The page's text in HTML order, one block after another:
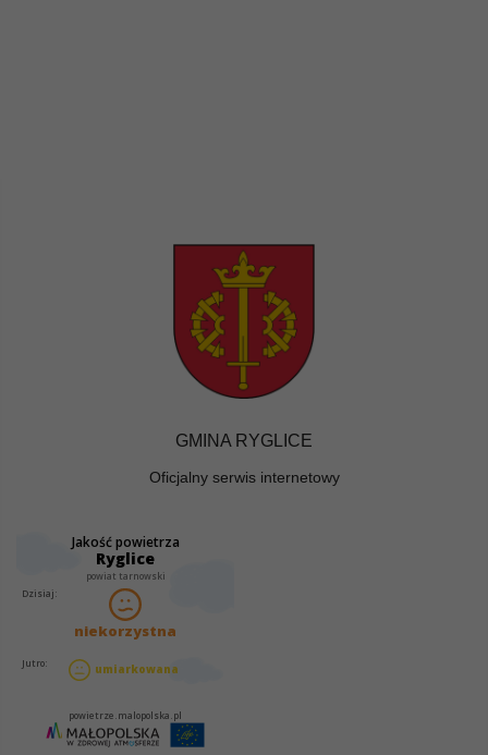
GMINA RYGLICE
Oficjalny serwis internetowy